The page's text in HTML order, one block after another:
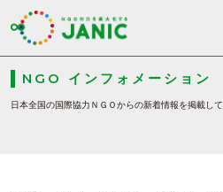
NGO インフォメーション
日本全国の国際協力ＮＧＯからの新着情報を掲載して